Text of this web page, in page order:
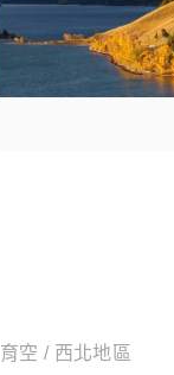
育空 / 西北地區